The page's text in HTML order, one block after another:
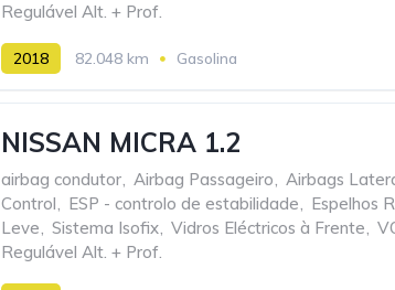
Regulável Alt. + Prof.
2018 82.048 km Gasolina
NISSAN MICRA 1.2
airbag condutor, Airbag Passageiro, Airbags
Control, ESP - controlo de estabilidade, Espelhos
Leve, Sistema Isofix, Vidros Eléctricos à Frente,
Regulável Alt. + Prof.